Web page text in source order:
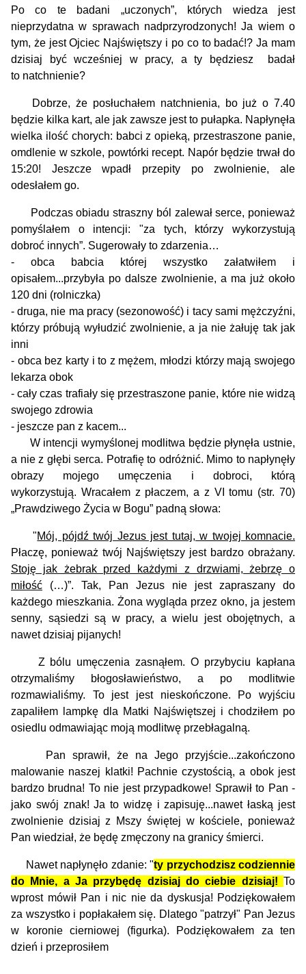
Po co te badani „uczonych”, których wiedza jest
nieprzydatna w sprawach nadprzyrodzonych! Ja wiem o
tym, że jest Ojciec Najświętszy i po co to badać!? Ja mam
dzisiaj być wcześniej w pracy, a ty będziesz badał
to natchnienie?
Dobrze, że posłuchałem natchnienia, bo już o 7.40
będzie kilka kart, ale jak zawsze jest to pułapka. Napłynęła
wielka ilość chorych: babci z opieką, przestraszone panie,
omdlenie w szkole, powtórki recept. Napór będzie trwał do
15:20! Jeszcze wpadł przepity po zwolnienie, ale
odesłałem go.
Podczas obiadu straszny ból zalewał serce, ponieważ
pomyślałem o intencji: "za tych, którzy wykorzystują
dobroć innych”. Sugerowały to zdarzenia…
- obca babcia której wszystko załatwiłem i
opisałem...przybyła po dalsze zwolnienie, a ma już około
120 dni (rolniczka)
- druga, nie ma pracy (sezonowość) i tacy sami mężczyźni,
którzy próbują wyłudzić zwolnienie, a ja nie żałuję tak jak
inni
- obca bez karty i to z mężem, młodzi którzy mają swojego
lekarza obok
- cały czas trafiały się przestraszone panie, które nie widzą
swojego zdrowia
- jeszcze pan z kacem...
W intencji wymyślonej modlitwa będzie płynęła ustnie,
a nie z głębi serca. Potrafię to odróżnić. Mimo to napłynęły
obrazy mojego umęczenia i dobroci, którą
wykorzystują. Wracałem z płaczem, a z VI tomu (str. 70)
„Prawdziwego Życia w Bogu” padną słowa:
"Mój, pójdź twój Jezus jest tutaj, w twojej komnacie.
Płaczę, ponieważ twój Najświętszy jest bardzo obrażany.
Stoję jak żebrak przed każdymi z drzwiami, żebrzę o
miłość (…)”. Tak, Pan Jezus nie jest zapraszany do
każdego mieszkania. Żona wygląda przez okno, ja jestem
senny, sąsiedzi są w pracy, a wielu jest obojętnych, a
nawet dzisiaj pijanych!
Z bólu umęczenia zasnąłem. O przybyciu kapłana
otrzymaliśmy błogosławieństwo, a po modlitwie
rozmawialiśmy. To jest jest nieskończone. Po wyjściu
zapaliłem lampkę dla Matki Najświętszej i chodziłem po
osiedlu odmawiając moją modlitwę przebłagalną.
Pan sprawił, że na Jego przyjście...zakończono
malowanie naszej klatki! Pachnie czystością, a obok jest
bardzo brudna! To nie jest przypadkowe! Sprawił to Pan -
jako swój znak! Ja to widzę i zapisuję...nawet łaską jest
zwolnienie dzisiaj z Mszy świętej w kościele, ponieważ
Pan wiedział, że będę zmęczony na granicy śmierci.
Nawet napłynęło zdanie: "ty przychodzisz codziennie
do Mnie, a Ja przybędę dzisiaj do ciebie dzisiaj! To
wprost mówił Pan i nic nie da dyskusja! Podziękowałem
za wszystko i popłakałem się. Dlatego "patrzył" Pan Jezus
w koronie cierniowej (figurka). Podziękowałem za ten
dzień i przeprosiłem